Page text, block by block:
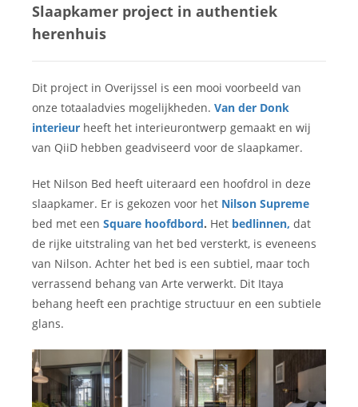
Slaapkamer project in authentiek
herenhuis
Dit project in Overijssel is een mooi voorbeeld van
onze totaaladvies mogelijkheden. Van der Donk
interieur heeft het interieurontwerp gemaakt en wij
van QiiD hebben geadviseerd voor de slaapkamer.
Het Nilson Bed heeft uiteraard een hoofdrol in deze
slaapkamer. Er is gekozen voor het Nilson Supreme
bed met een Square hoofdbord. Het bedlinnen, dat
de rijke uitstraling van het bed versterkt, is eveneens
van Nilson. Achter het bed is een subtiel, maar toch
verrassend behang van Arte verwerkt. Dit Itaya
behang heeft een prachtige structuur en een subtiele
glans.